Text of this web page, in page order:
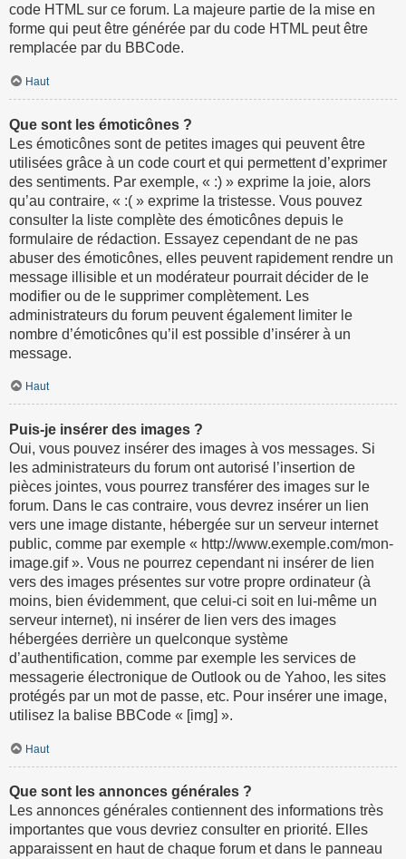
code HTML sur ce forum. La majeure partie de la mise en
forme qui peut être générée par du code HTML peut être
remplacée par du BBCode.
Haut
Que sont les émoticônes ?
Les émoticônes sont de petites images qui peuvent être
utilisées grâce à un code court et qui permettent d’exprimer
des sentiments. Par exemple, « :) » exprime la joie, alors
qu’au contraire, « :( » exprime la tristesse. Vous pouvez
consulter la liste complète des émoticônes depuis le
formulaire de rédaction. Essayez cependant de ne pas
abuser des émoticônes, elles peuvent rapidement rendre un
message illisible et un modérateur pourrait décider de le
modifier ou de le supprimer complètement. Les
administrateurs du forum peuvent également limiter le
nombre d’émoticônes qu’il est possible d’insérer à un
message.
Haut
Puis-je insérer des images ?
Oui, vous pouvez insérer des images à vos messages. Si
les administrateurs du forum ont autorisé l’insertion de
pièces jointes, vous pourrez transférer des images sur le
forum. Dans le cas contraire, vous devrez insérer un lien
vers une image distante, hébergée sur un serveur internet
public, comme par exemple « http://www.exemple.com/mon-
image.gif ». Vous ne pourrez cependant ni insérer de lien
vers des images présentes sur votre propre ordinateur (à
moins, bien évidemment, que celui-ci soit en lui-même un
serveur internet), ni insérer de lien vers des images
hébergées derrière un quelconque système
d’authentification, comme par exemple les services de
messagerie électronique de Outlook ou de Yahoo, les sites
protégés par un mot de passe, etc. Pour insérer une image,
utilisez la balise BBCode « [img] ».
Haut
Que sont les annonces générales ?
Les annonces générales contiennent des informations très
importantes que vous devriez consulter en priorité. Elles
apparaissent en haut de chaque forum et dans le panneau